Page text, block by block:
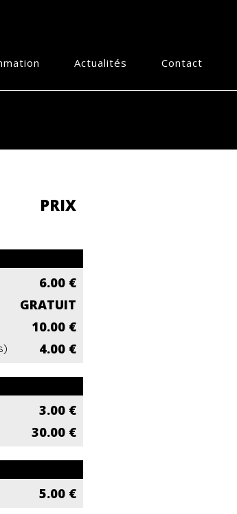
Actualités Contact
PRIX
6.00 €
GRATUIT
10.00 €
4.00 €
3.00 €
30.00 €
5.00 €